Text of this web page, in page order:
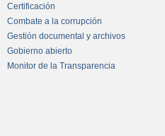
Certificación
Combate a la corrupción
Gestión documental y archivos
Gobierno abierto
Monitor de la Transparencia